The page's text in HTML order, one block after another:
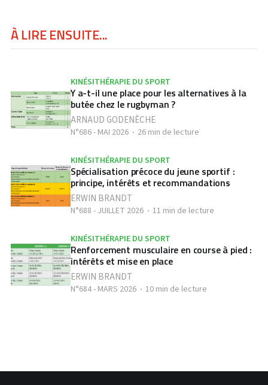
À LIRE ENSUITE...
KINÉSITHÉRAPIE DU SPORT
Y a-t-il une place pour les alternatives à la
butée chez le rugbyman ?
ARNAUD GODENÈCHE
N°686 - MAI 2026 26 min de lecture
KINÉSITHÉRAPIE DU SPORT
Spécialisation précoce du jeune sportif :
principe, intérêts et recommandations
ERWIN BRANDT
N°688 - JUILLET 2026 11 min de lecture
KINÉSITHÉRAPIE DU SPORT
Renforcement musculaire en course à pied :
intérêts et mise en place
ERWIN BRANDT
N°684 - MARS 2026 10 min de lecture